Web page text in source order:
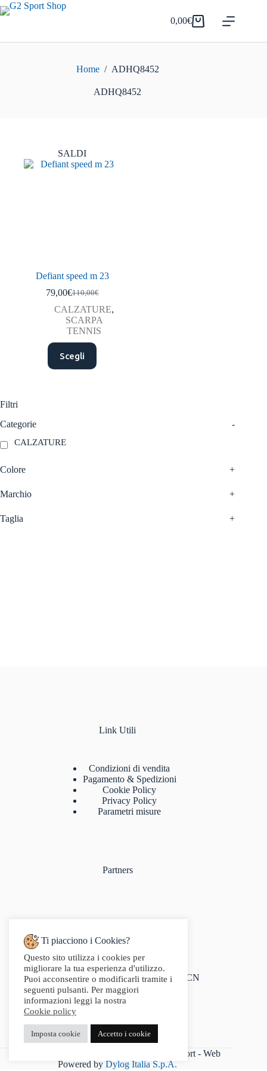
Salta
al
Carrello
0,00€
Home / ADHQ8452
ADHQ8452
SALDI
Defiant speed m 23
110,00€
Il
prezzo
originale
era:
110,00€.
79,00€Il
prezzo
attuale
è:
79,00€.
CALZATURE,
SCARPA
TENNIS
Scegli
Questo
prodotto
ha
Filtri
Categorie
-
CALZATURE
Colore +
Marchio +
Taglia +
Link Utili
Condizioni di vendita
Pagamento & Spedizioni
Cookie Policy
Privacy Policy
Parametri misure
Partners
Indirizzo:
Via Audisio, 26, 12042 Bra CN
Telefono:
0172 412 414
Fax:
0172412414
P.IVA 03542250042 - Copyright 2025 G2Sport - Web
Powered byDylog Italia S.p.A.
Ti piacciono i Cookies?
Questo sito utilizza i cookies per
migliorare la tua esperienza d'utilizzo.
Puoi acconsentire o modificarli tramite i
seguenti pulsanti. Per maggiori
informazioni leggi la nostra
Cookie policy
Imposta cookie Accetto i cookie